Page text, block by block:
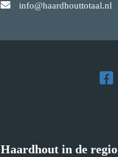
info@haardhouttotaal.nl
Haardhout in de regio